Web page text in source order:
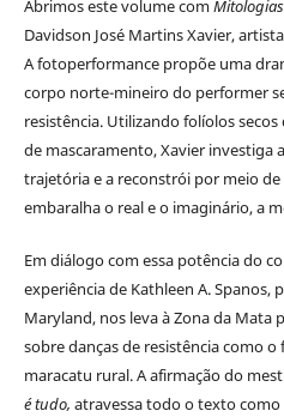
Abrimos este volume com
Davidson José Martins Xavier,
A fotoperformance propõe uma
corpo norte-mineiro do performer
resistência. Utilizando folíolos
de mascaramento, Xavier investiga
trajetória e a reconstrói por meio
embaralha o real e o imaginário, a
Em diálogo com essa potência do
experiência de Kathleen A. Spanos,
Maryland, nos leva à Zona da Mata
sobre danças de resistência como
maracatu rural. A afirmação do
é tudo, atravessa todo o texto